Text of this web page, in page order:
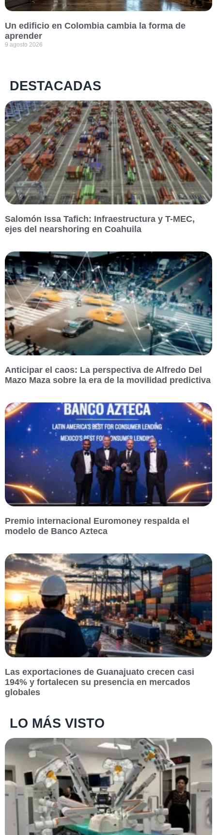
Un edificio en Colombia cambia la forma de
aprender
9 agosto 2026
DESTACADAS
Salomón Issa Tafich: Infraestructura y T-MEC,
ejes del nearshoring en Coahuila
Anticipar el caos: La perspectiva de Alfredo Del
Mazo Maza sobre la era de la movilidad predictiva
Premio internacional Euromoney respalda el
modelo de Banco Azteca
Las exportaciones de Guanajuato crecen casi
194% y fortalecen su presencia en mercados
globales
LO MÁS VISTO